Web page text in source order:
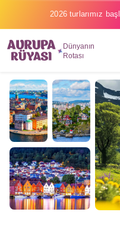
2026 turlarımız
Dünyanın
Rotası